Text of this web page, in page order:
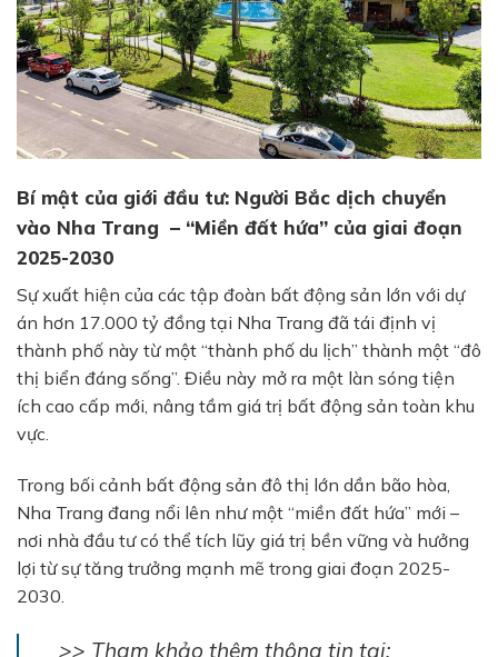
Bí mật của giới đầu tư: Người Bắc dịch chuyển
vào Nha Trang – “Miền đất hứa” của giai đoạn
2025-2030
Sự xuất hiện của các tập đoàn bất động sản lớn với dự
án hơn 17.000 tỷ đồng tại Nha Trang đã tái định vị
thành phố này từ một “thành phố du lịch” thành một “đô
thị biển đáng sống”. Điều này mở ra một làn sóng tiện
ích cao cấp mới, nâng tầm giá trị bất động sản toàn khu
vực.
Trong bối cảnh bất động sản đô thị lớn dần bão hòa,
Nha Trang đang nổi lên như một “miền đất hứa” mới –
nơi nhà đầu tư có thể tích lũy giá trị bền vững và hưởng
lợi từ sự tăng trưởng mạnh mẽ trong giai đoạn 2025-
2030.
>> Tham khảo thêm thông tin tại: